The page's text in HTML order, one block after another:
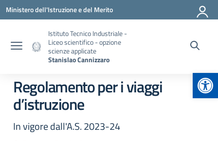
Vai ai contenuti
Vai al menu di navigazione
Vai al footer
Ministero dell'Istruzione e del Merito
Istituto Tecnico Industriale -
Liceo scientifico - opzione
scienze applicate
Stanislao Cannizzaro
Regolamento per i viaggi
d’istruzione
In vigore dall'A.S. 2023-24